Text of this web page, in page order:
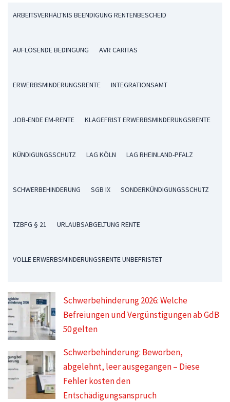
ARBEITSVERHÄLTNIS BEENDIGUNG RENTENBESCHEID
AUFLÖSENDE BEDINGUNG AVR CARITAS
ERWERBSMINDERUNGSRENTE INTEGRATIONSAMT
JOB-ENDE EM-RENTE KLAGEFRIST ERWERBSMINDERUNGSRENTE
KÜNDIGUNGSSCHUTZ LAG KÖLN LAG RHEINLAND-PFALZ
SCHWERBEHINDERUNG SGB IX SONDERKÜNDIGUNGSSCHUTZ
TZBFG § 21 URLAUBSABGELTUNG RENTE
VOLLE ERWERBSMINDERUNGSRENTE UNBEFRISTET
Schwerbehinderung 2026: Welche
Befreiungen und Vergünstigungen ab GdB
50 gelten
Schwerbehinderung: Beworben,
abgelehnt, leer ausgegangen – Diese
Fehler kosten den
Entschädigungsanspruch